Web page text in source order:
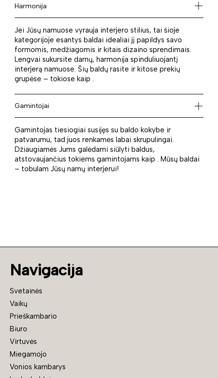
Harmonija
Jei Jūsų namuose vyrauja interjero stilius, tai šioje
kategorijoje esantys baldai idealiai jį papildys savo
formomis, medžiagomis ir kitais dizaino sprendimais.
Lengvai sukursite darnų, harmonija spinduliuojantį
interjerą namuose. Šių baldų rasite ir kitose prekių
grupėse – tokiose kaip .
Gamintojai
Gamintojas tiesiogiai susijęs su baldo kokybe ir
patvarumu, tad juos renkamės labai skrupulingai.
Džiaugiamės Jums galėdami siūlyti baldus,
atstovaujančius tokiems gamintojams kaip . Mūsų baldai
– tobulam Jūsų namų interjerui!
Navigacija
Svetainės
Vaikų
Prieškambario
Biuro
Virtuvės
Miegamojo
Vonios kambarys